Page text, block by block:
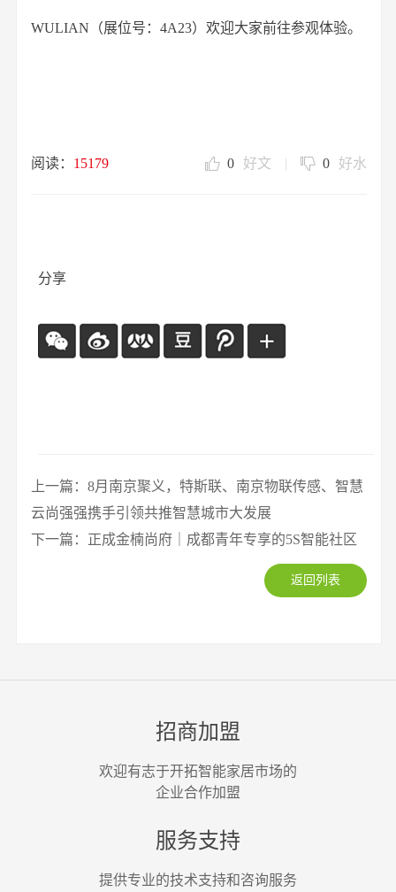
WULIAN（展位号：4A23）欢迎大家前往参观体验。
阅读： 15179 0 好文 | 0 好水
分享
上一篇：8月南京聚义，特斯联、南京物联传感、智慧
云尚强强携手引领共推智慧城市大发展
下一篇：正成金楠尚府｜成都青年专享的5S智能社区
返回列表
招商加盟
欢迎有志于开拓智能家居市场的
企业合作加盟
服务支持
提供专业的技术支持和咨询服务